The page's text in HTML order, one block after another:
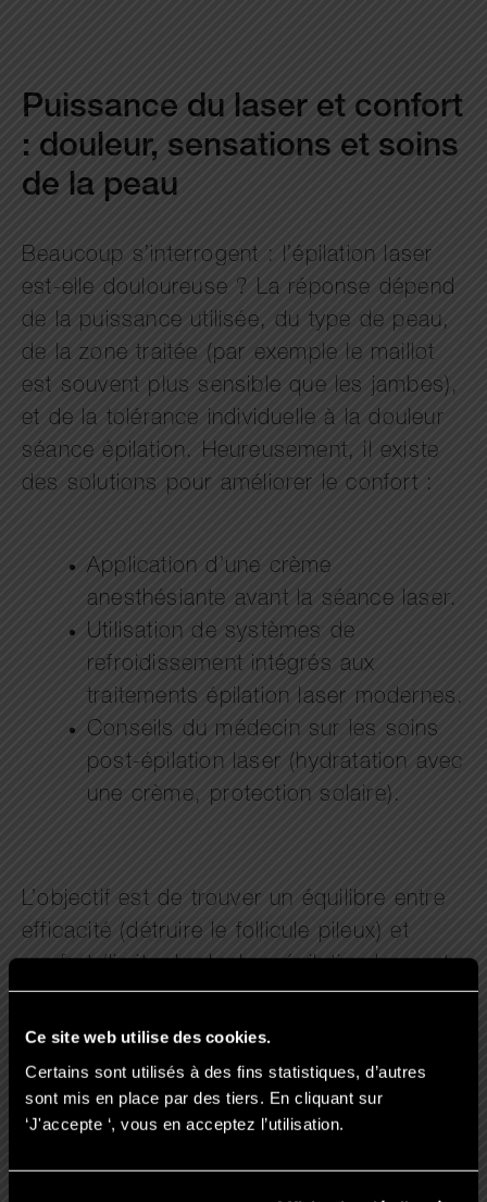
Ce site web utilise des cookies.
Certains sont utilisés à des fins statistiques, d’autres
sont mis en place par des tiers. En cliquant sur
‘J'accepte ‘, vous en acceptez l’utilisation.
Puissance du laser et confort
: douleur, sensations et soins
de la peau
Beaucoup s’interrogent : l’épilation laser
est-elle douloureuse ? La réponse dépend
de la puissance utilisée, du type de peau,
de la zone traitée (par exemple le maillot
est souvent plus sensible que les jambes),
et de la tolérance individuelle à la douleur
séance épilation. Heureusement, il existe
des solutions pour améliorer le confort :
Application d’une crème
anesthésiante avant la séance laser.
Utilisation de systèmes de
refroidissement intégrés aux
traitements épilation laser modernes.
Conseils du médecin sur les soins
post-épilation laser (hydratation avec
une crème, protection solaire).
L’objectif est de trouver un équilibre entre
efficacité (détruire le follicule pileux) et
confort (limiter la douleur épilation laser et
les irritations).